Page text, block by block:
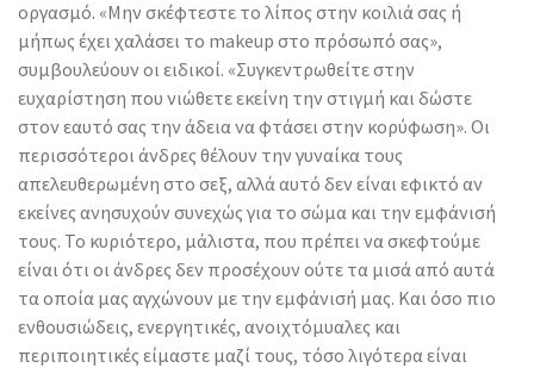
οργασμό. «Μην σκέφτεστε το λίπος στην κοιλιά σας ή
μήπως έχει χαλάσει το makeup στο πρόσωπό σας»,
συμβουλεύουν οι ειδικοί. «Συγκεντρωθείτε στην
ευχαρίστηση που νιώθετε εκείνη την στιγμή και δώστε
στον εαυτό σας την άδεια να φτάσει στην κορύφωση». Οι
περισσότεροι άνδρες θέλουν την γυναίκα τους
απελευθερωμένη στο σεξ, αλλά αυτό δεν είναι εφικτό αν
εκείνες ανησυχούν συνεχώς για το σώμα και την εμφάνισή
τους. Το κυριότερο, μάλιστα, που πρέπει να σκεφτούμε
είναι ότι οι άνδρες δεν προσέχουν ούτε τα μισά από αυτά
τα οποία μας αγχώνουν με την εμφάνισή μας. Και όσο πιο
ενθουσιώδεις, ενεργητικές, ανοιχτόμυαλες και
περιποιητικές είμαστε μαζί τους, τόσο λιγότερα είναι